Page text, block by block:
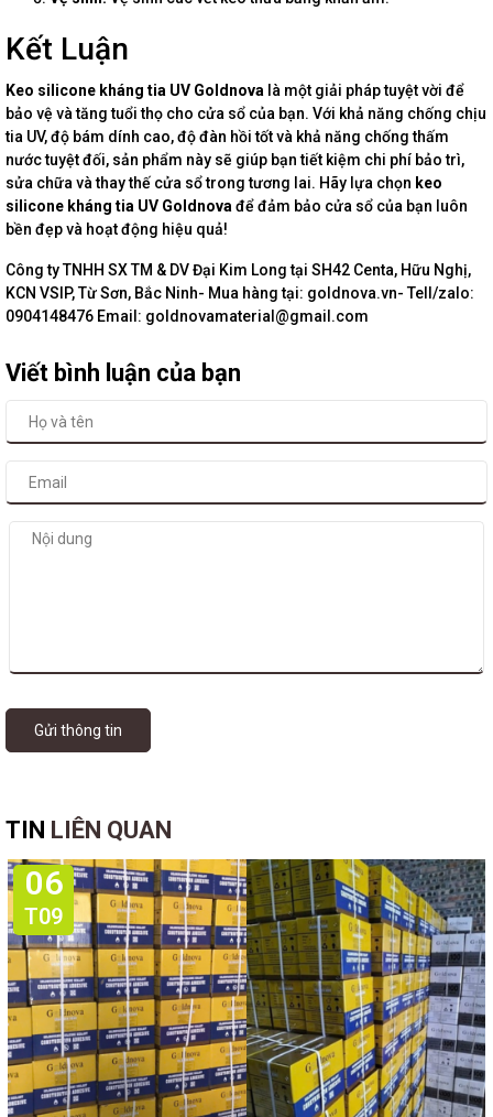
Kết Luận
Keo silicone kháng tia UV Goldnova là một giải pháp tuyệt vời để
bảo vệ và tăng tuổi thọ cho cửa sổ của bạn. Với khả năng chống chịu
tia UV, độ bám dính cao, độ đàn hồi tốt và khả năng chống thấm
nước tuyệt đối, sản phẩm này sẽ giúp bạn tiết kiệm chi phí bảo trì,
sửa chữa và thay thế cửa sổ trong tương lai. Hãy lựa chọn keo
silicone kháng tia UV Goldnova để đảm bảo cửa sổ của bạn luôn
bền đẹp và hoạt động hiệu quả!
Công ty TNHH SX TM & DV Đại Kim Long tại SH42 Centa, Hữu Nghị,
KCN VSIP, Từ Sơn, Bắc Ninh- Mua hàng tại: goldnova.vn- Tell/zalo:
0904148476 Email: goldnovamaterial@gmail.com
Viết bình luận của bạn
Gửi thông tin
TIN LIÊN QUAN
06
T09